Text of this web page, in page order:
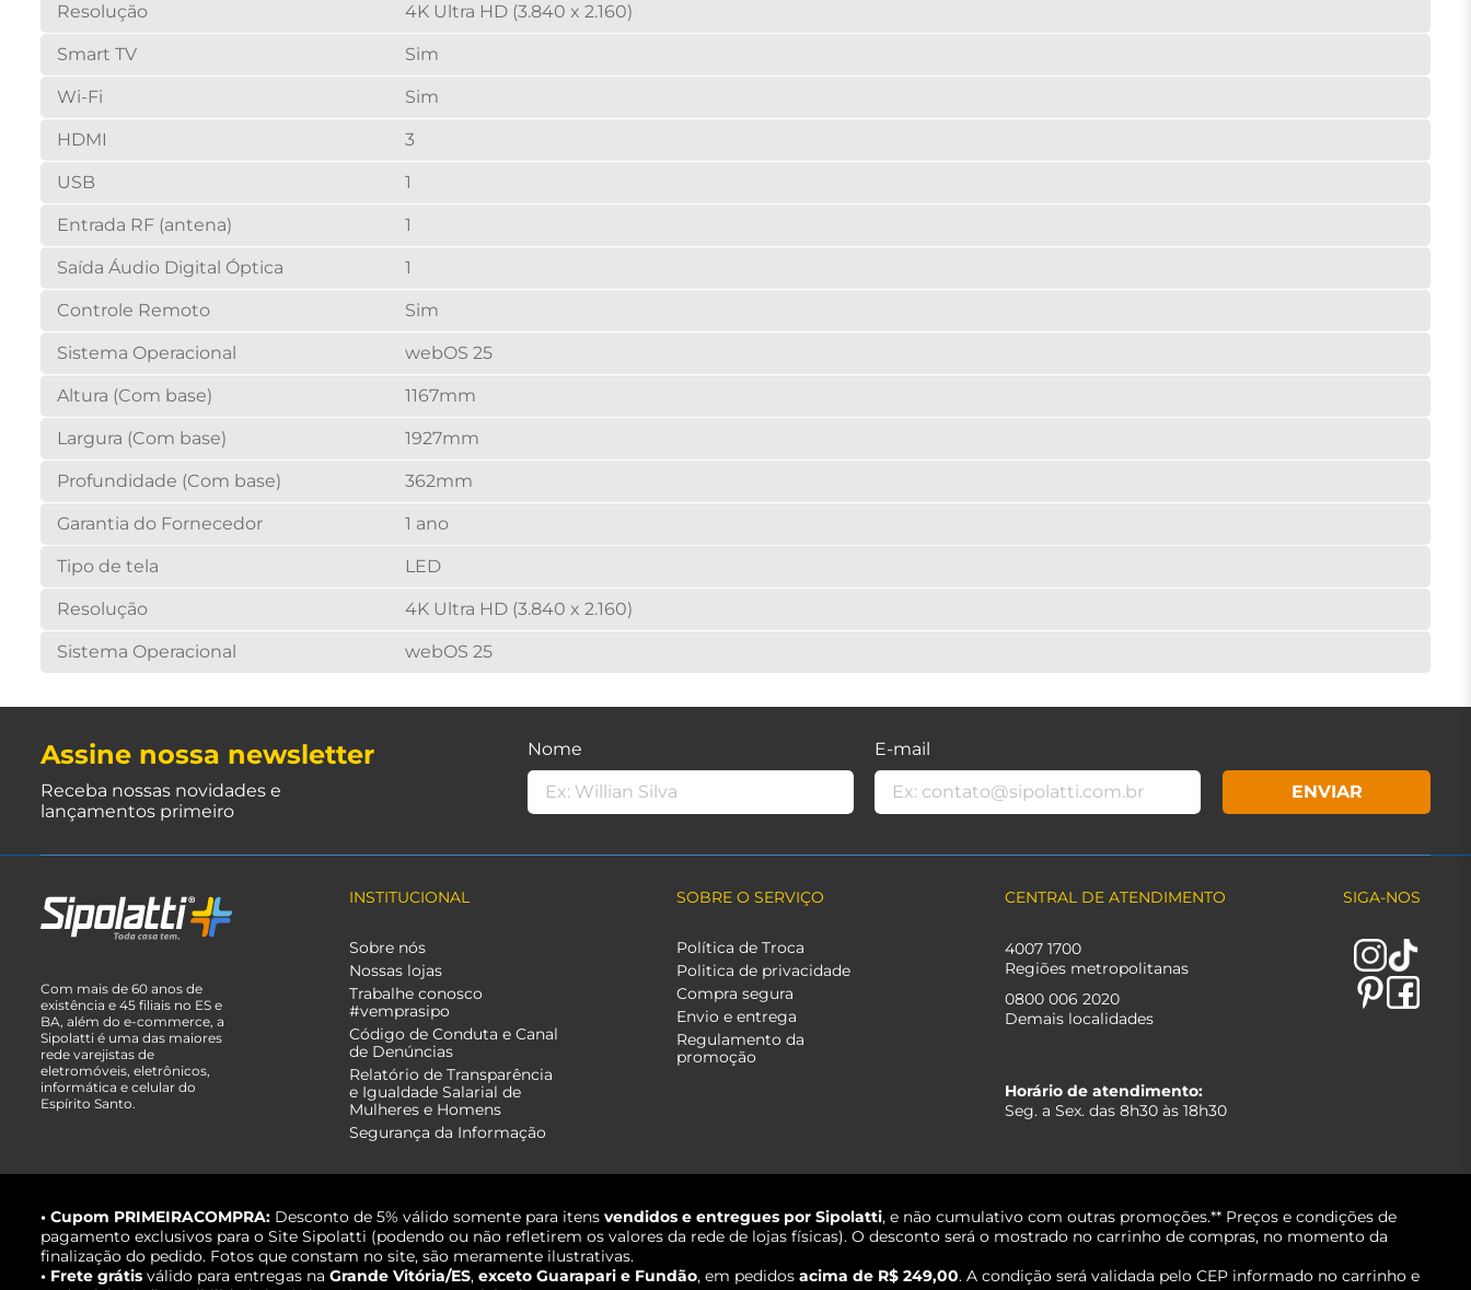
Resolução 4K Ultra HD (3.840 x 2.160)
Smart TV Sim
Wi-Fi Sim
HDMI 3
USB 1
Entrada RF (antena) 1
Saída Áudio Digital Óptica 1
Controle Remoto Sim
Sistema Operacional webOS 25
Altura (Com base) 1167mm
Largura (Com base) 1927mm
Profundidade (Com base) 362mm
Garantia do Fornecedor 1 ano
Tipo de tela LED
Resolução 4K Ultra HD (3.840 x 2.160)
Sistema Operacional webOS 25
Assine nossa newsletter
Receba nossas novidades e
lançamentos primeiro
Nome E-mail
ENVIAR
Com mais de 60 anos de
existência e 45 filiais no ES e
BA, além do e-commerce, a
Sipolatti é uma das maiores
rede varejistas de
eletromóveis, eletrônicos,
informática e celular do
Espírito Santo.
INSTITUCIONAL
Sobre nós
Nossas lojas
Trabalhe conosco
#vemprasipo
Código de Conduta e Canal
de Denúncias
Relatório de Transparência
e Igualdade Salarial de
Mulheres e Homens
Segurança da Informação
SOBRE O SERVIÇO
Política de Troca
Politica de privacidade
Compra segura
Envio e entrega
Regulamento da
promoção
CENTRAL DE ATENDIMENTO
4007 1700
Regiões metropolitanas
0800 006 2020
Demais localidades
Horário de atendimento:
Seg. a Sex. das 8h30 às 18h30
SIGA-NOS
• Cupom PRIMEIRACOMPRA: Desconto de 5% válido somente para itens vendidos e entregues por Sipolatti, e não cumulativo com outras promoções.** Preços e condições de
pagamento exclusivos para o Site Sipolatti (podendo ou não refletirem os valores da rede de lojas físicas). O desconto será o mostrado no carrinho de compras, no momento da
finalização do pedido. Fotos que constam no site, são meramente ilustrativas.
• Frete grátis válido para entregas na Grande Vitória/ES, exceto Guarapari e Fundão, em pedidos acima de R$ 249,00. A condição será validada pelo CEP informado no carrinho e